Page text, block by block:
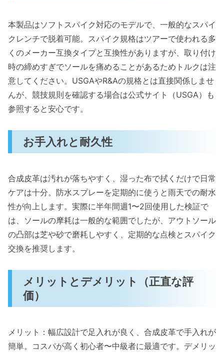
本製品はソフトスパイク対応のモデルで、一般的なスパイ
クレンチで脱着可能。スパイク規格はツアーで使われる多
くのメーカー互換タイプと互換性がありますが、取り付け
時の締めすぎでソールを痛めることがあるためトルクは注
意してください。USGAやR&Aの規格とは直接関係しませ
んが、競技規則を確認する場合は公式サイト（USGA）も
参照すると安心です。
お手入れと耐久性
合成皮革は汚れが落ちやすく、湿った布で拭くだけで日常
ケアは十分。防水スプレーを定期的に使うと雨天での耐水
性が向上します。実際に半年間週1〜2回使用した検証で
は、ソールの摩耗は一般的な範囲でしたが、アウトソール
の凸部は芝や砂で磨耗しやすく、定期的な点検とスパイク
交換を推奨します。
メリットとデメリット（正直な評
価）
メリット：幅広設計で足入れが良く、合成皮革で手入れが
簡単。コスパが高く初心者〜中級者に最適です。デメリッ